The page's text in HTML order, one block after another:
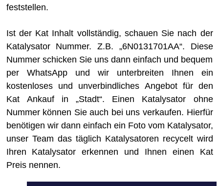
feststellen.
Ist der Kat Inhalt vollständig, schauen Sie nach der
Katalysator Nummer. Z.B. „6N0131701AA“. Diese
Nummer schicken Sie uns dann einfach und bequem
per WhatsApp und wir unterbreiten Ihnen ein
kostenloses und unverbindliches Angebot für den
Kat Ankauf in „Stadt“. Einen Katalysator ohne
Nummer können Sie auch bei uns verkaufen. Hierfür
benötigen wir dann einfach ein Foto vom Katalysator,
unser Team das täglich Katalysatoren recycelt wird
Ihren Katalysator erkennen und Ihnen einen Kat
Preis nennen.